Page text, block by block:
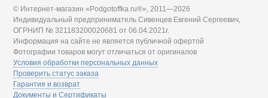
© Интернет-магазин «Podgotoffka.ru®», 2011—2026
Индивидуальный предприниматель Сивенцев Евгений Сергеевич,
ОГРНИП № 321183200020681 от 06.04.2021г.
Информация на сайте не является публичной офертой
Фотографии товаров могут отличаться от оригиналов
Условия обработки персональных данных
Проверить статус заказа
Гарантия и возврат
Документы и Сертификаты